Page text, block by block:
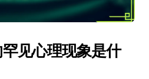
见心理现象是什